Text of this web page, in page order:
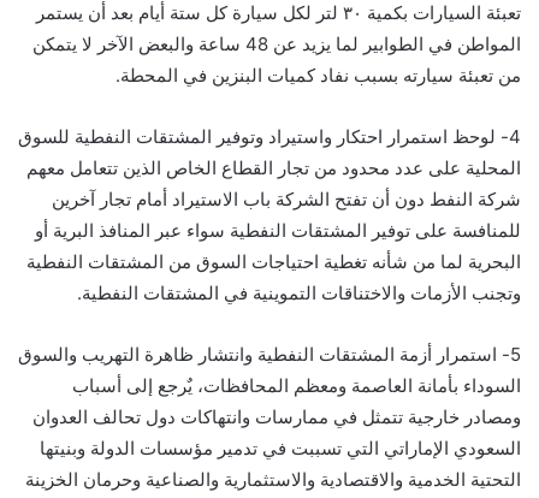
تعبئة السيارات بكمية ۳۰ لتر لكل سيارة كل ستة أيام بعد أن يستمر
المواطن في الطوابير لما يزيد عن 48 ساعة والبعض الآخر لا يتمكن
من تعبئة سيارته بسبب نفاد كميات البنزين في المحطة.
4- لوحظ استمرار احتكار واستيراد وتوفير المشتقات النفطية للسوق
المحلية على عدد محدود من تجار القطاع الخاص الذين تتعامل معهم
شركة النفط دون أن تفتح الشركة باب الاستيراد أمام تجار آخرين
للمنافسة على توفير المشتقات النفطية سواء عبر المنافذ البرية أو
البحرية لما من شأنه تغطية احتياجات السوق من المشتقات النفطية
وتجنب الأزمات والاختناقات التموينية في المشتقات النفطية.
5- استمرار أزمة المشتقات النفطية وانتشار ظاهرة التهريب والسوق
السوداء بأمانة العاصمة ومعظم المحافظات، يٌرجع إلى أسباب
ومصادر خارجية تتمثل في ممارسات وانتهاكات دول تحالف العدوان
السعودي الإماراتي التي تسببت في تدمير مؤسسات الدولة وبنيتها
التحتية الخدمية والاقتصادية والاستثمارية والصناعية وحرمان الخزينة